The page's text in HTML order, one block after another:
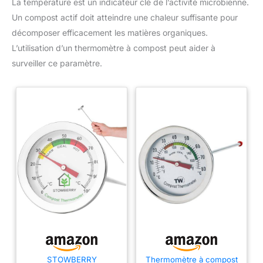
Un compost actif doit atteindre une chaleur suffisante pour
décomposer efficacement les matières organiques.
L’utilisation d’un thermomètre à compost peut aider à
surveiller ce paramètre.
STOWBERRY
Thermomètre à compost